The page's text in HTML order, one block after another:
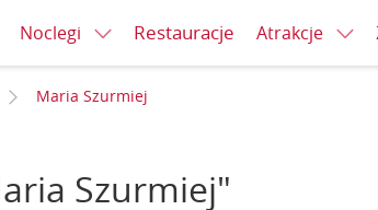
Noclegi Restauracje Atrakcje
Maria Szurmiej
Szurmiej"